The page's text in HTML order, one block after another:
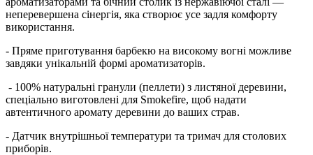
неперевершена сінергія, яка створює усе задля комфорту
використання.
- Пряме приготування барбекю на високому вогні можливе
завдяки унікальній формі ароматизаторів.
​ - 100% натуральні гранули (пеллети) з листяної деревини,
спеціально виготовлені для Smokefire, щоб надати
автентичного аромату деревини до ваших страв.
- Датчик внутрішньої температури та тримач для столових
приборів.